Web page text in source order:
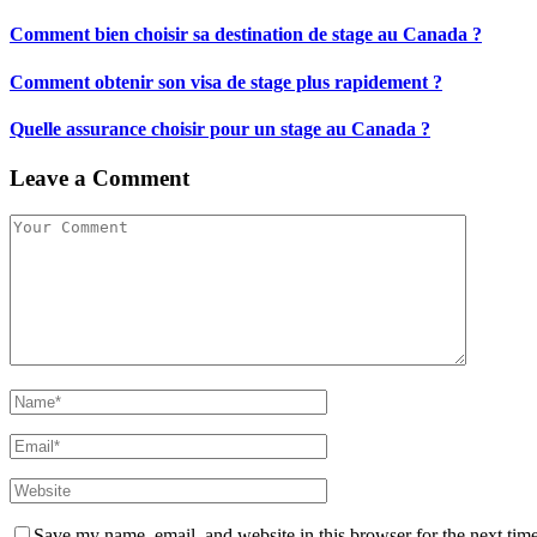
Comment bien choisir sa destination de stage au Canada ?
Comment obtenir son visa de stage plus rapidement ?
Quelle assurance choisir pour un stage au Canada ?
Leave a Comment